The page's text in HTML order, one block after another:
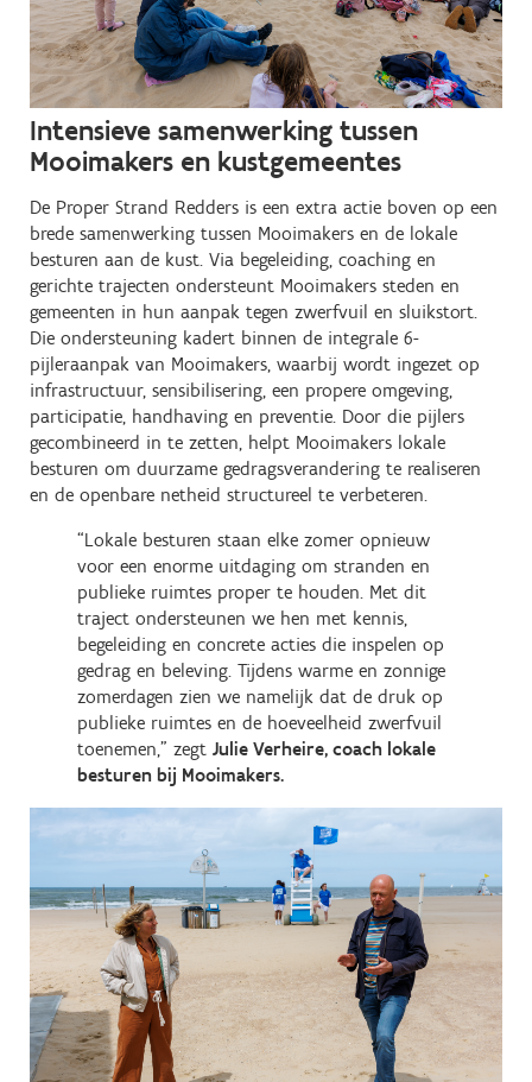
Intensieve samenwerking tussen
Mooimakers en kustgemeentes
De Proper Strand Redders is een extra actie boven op een
brede samenwerking tussen Mooimakers en de lokale
besturen aan de kust. Via begeleiding, coaching en
gerichte trajecten ondersteunt Mooimakers steden en
gemeenten in hun aanpak tegen zwerfvuil en sluikstort.
Die ondersteuning kadert binnen de integrale 6-
pijleraanpak van Mooimakers, waarbij wordt ingezet op
infrastructuur, sensibilisering, een propere omgeving,
participatie, handhaving en preventie. Door die pijlers
gecombineerd in te zetten, helpt Mooimakers lokale
besturen om duurzame gedragsverandering te realiseren
en de openbare netheid structureel te verbeteren.
“Lokale besturen staan elke zomer opnieuw
voor een enorme uitdaging om stranden en
publieke ruimtes proper te houden. Met dit
traject ondersteunen we hen met kennis,
begeleiding en concrete acties die inspelen op
gedrag en beleving. Tijdens warme en zonnige
zomerdagen zien we namelijk dat de druk op
publieke ruimtes en de hoeveelheid zwerfvuil
toenemen,” zegt Julie Verheire, coach lokale
besturen bij Mooimakers.